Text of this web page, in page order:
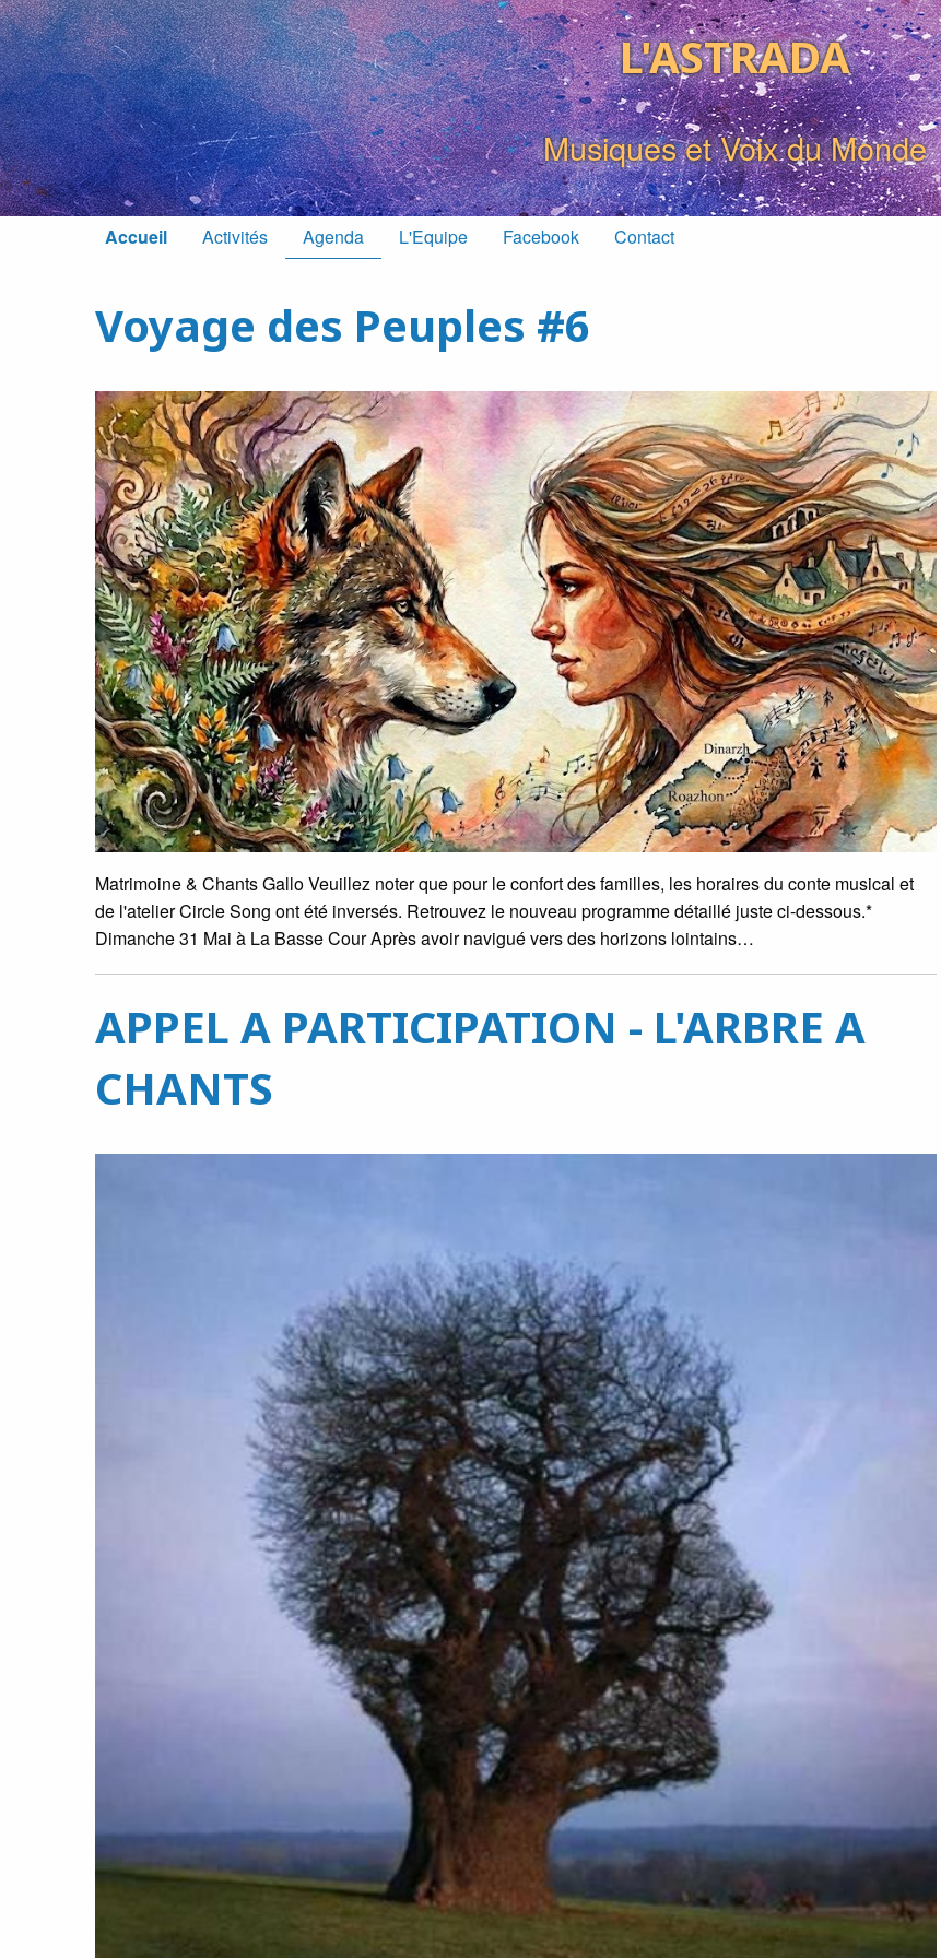
L'ASTRADA
Musiques et Voix du Monde
Accueil Activités Agenda L'Equipe Facebook Contact
Voyage des Peuples #6
Matrimoine & Chants Gallo Veuillez noter que pour le confort des familles, les horaires du conte musical et
de l'atelier Circle Song ont été inversés. Retrouvez le nouveau programme détaillé juste ci-dessous.*
Dimanche 31 Mai à La Basse Cour Après avoir navigué vers des horizons lointains…
APPEL A PARTICIPATION - L'ARBRE A
CHANTS